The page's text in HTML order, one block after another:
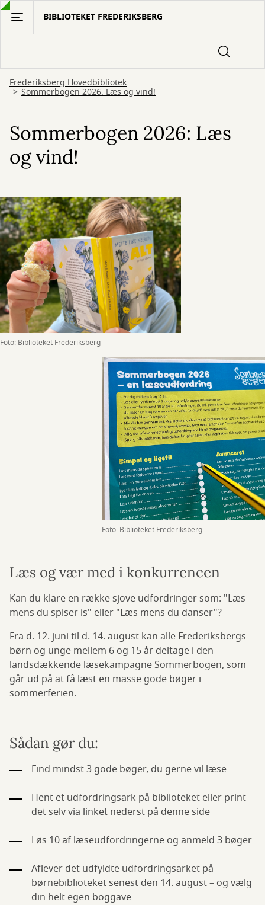
Gå
hovedindhold
BIBLIOTEKET FREDERIKSBERG
Frederiksberg Hovedbibliotek
Sommerbogen 2026: Læs og vind!
Sommerbogen 2026: Læs
og vind!
Foto: Biblioteket Frederiksberg
Foto: Biblioteket Frederiksberg
Læs og vær med i konkurrencen
Kan du klare en række sjove udfordringer som: "Læs
mens du spiser is" eller "Læs mens du danser"?
Fra d. 12. juni til d. 14. august kan alle Frederiksbergs
børn og unge mellem 6 og 15 år deltage i den
landsdækkende læsekampagne Sommerbogen, som
går ud på at få læst en masse gode bøger i
sommerferien.
Sådan gør du:
Find mindst 3 gode bøger, du gerne vil læse
Hent et udfordringsark på biblioteket eller print
det selv via linket nederst på denne side
Løs 10 af læseudfordringerne og anmeld 3 bøger
Aflever det udfyldte udfordringsarket på
børnebiblioteket senest den 14. august – og vælg
din helt egen boggave